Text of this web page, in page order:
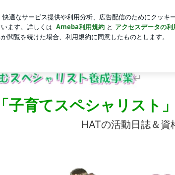
案内 | あなたも「子育てスペシャリスト」を
子育てスペシャリスト
HATの活動日誌＆資